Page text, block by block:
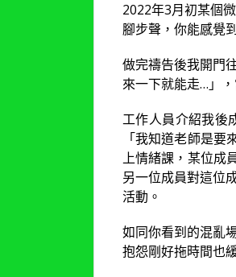
2022年3月初某個
腳步聲，你能感覺
做完禱告後我開門
來一下就能走…」
工作人員介紹我後
「我知道老師是
上情緒課，某位成
另一位成員對這位
活動。
如同你看到的混亂
抱怨剛好拖時間也